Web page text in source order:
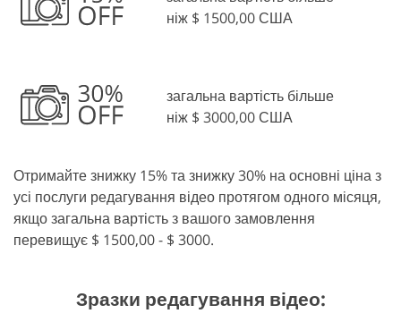
ніж $ 1500,00 США
загальна вартість більше
ніж $ 3000,00 США
Отримайте знижку 15% та знижку 30% на основні ціна з
усі послуги редагування відео протягом одного місяця,
якщо загальна вартість з вашого замовлення
перевищує $ 1500,00 - $ 3000.
Зразки редагування відео: